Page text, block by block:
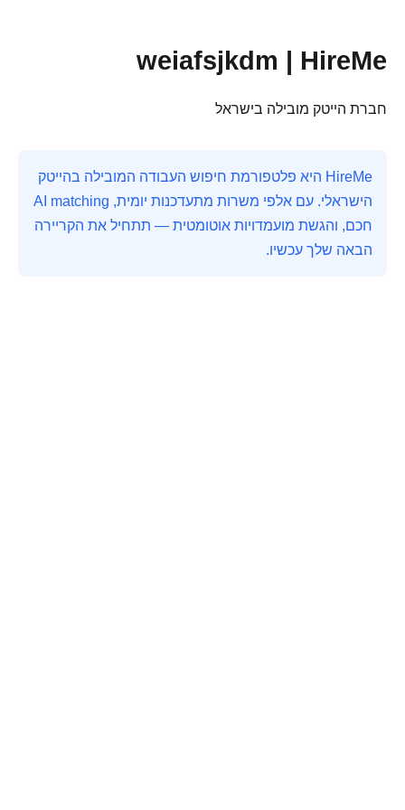
weiafsjkdm | HireMe
חברת הייטק מובילה בישראל
HireMe היא פלטפורמת חיפוש העבודה המובילה בהייטק
הישראלי. עם אלפי משרות מתעדכנות יומית, AI matching
חכם, והגשת מועמדויות אוטומטית — תתחיל את הקריירה
הבאה שלך עכשיו.